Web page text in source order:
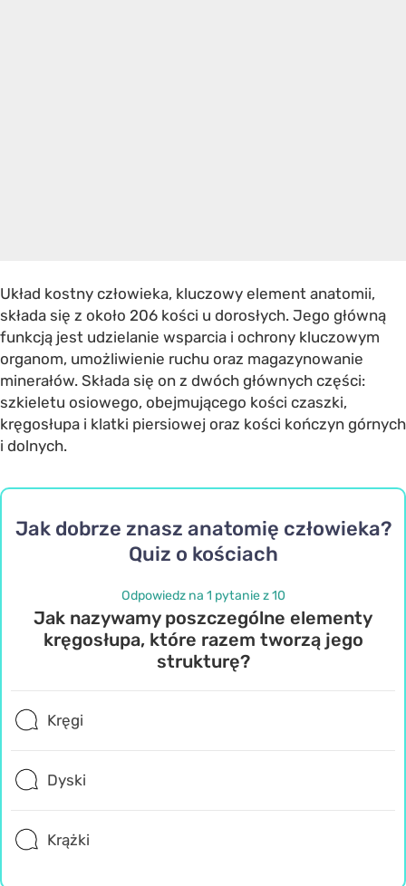
Układ kostny człowieka, kluczowy element anatomii,
składa się z około 206 kości u dorosłych. Jego główną
funkcją jest udzielanie wsparcia i ochrony kluczowym
organom, umożliwienie ruchu oraz magazynowanie
minerałów. Składa się on z dwóch głównych części:
szkieletu osiowego, obejmującego kości czaszki,
kręgosłupa i klatki piersiowej oraz kości kończyn górnych
i dolnych.
Jak dobrze znasz anatomię człowieka?
Quiz o kościach
Odpowiedz na 1 pytanie z 10
Jak nazywamy poszczególne elementy
kręgosłupa, które razem tworzą jego
strukturę?
Kręgi
Dyski
Krążki